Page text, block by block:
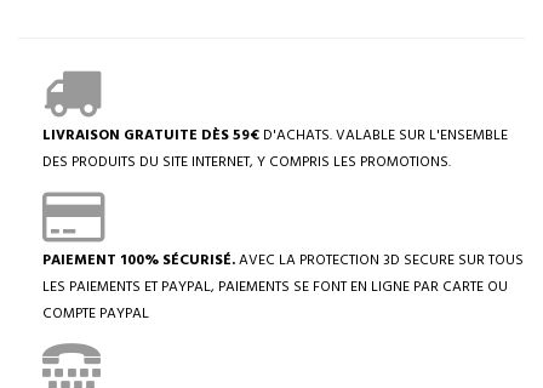
LIVRAISON GRATUITE DÈS 59€ D'ACHATS. VALABLE SUR L'ENSEMBLE
DES PRODUITS DU SITE INTERNET, Y COMPRIS LES PROMOTIONS.
PAIEMENT 100% SÉCURISÉ.AVEC LA PROTECTION 3D SECURE SUR TOUS
LES PAIEMENTS ET PAYPAL, PAIEMENTS SE FONT EN LIGNE PAR CARTE OU
COMPTE PAYPAL